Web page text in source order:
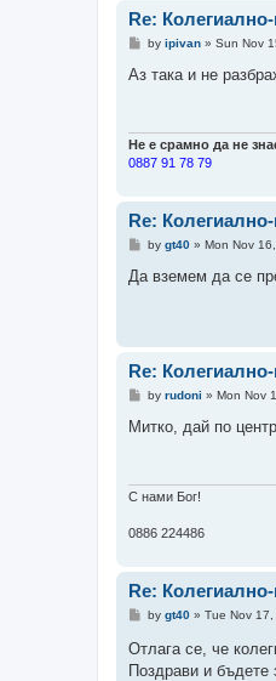
Re:
P
s
by ipivan» Sun Nov
Аз така и не
Не е срамно да не
0887 91 78 79
Re:
P
s
by gt40» Mon Nov
Да вземем да се
Re:
P
s
by rudoni » Mon Nov
Митко, дай по
С нами Бог!
0886 224486
Re:
P
t
by gt40» Tue Nov
Отлага се, че
Поздрави и бъдете